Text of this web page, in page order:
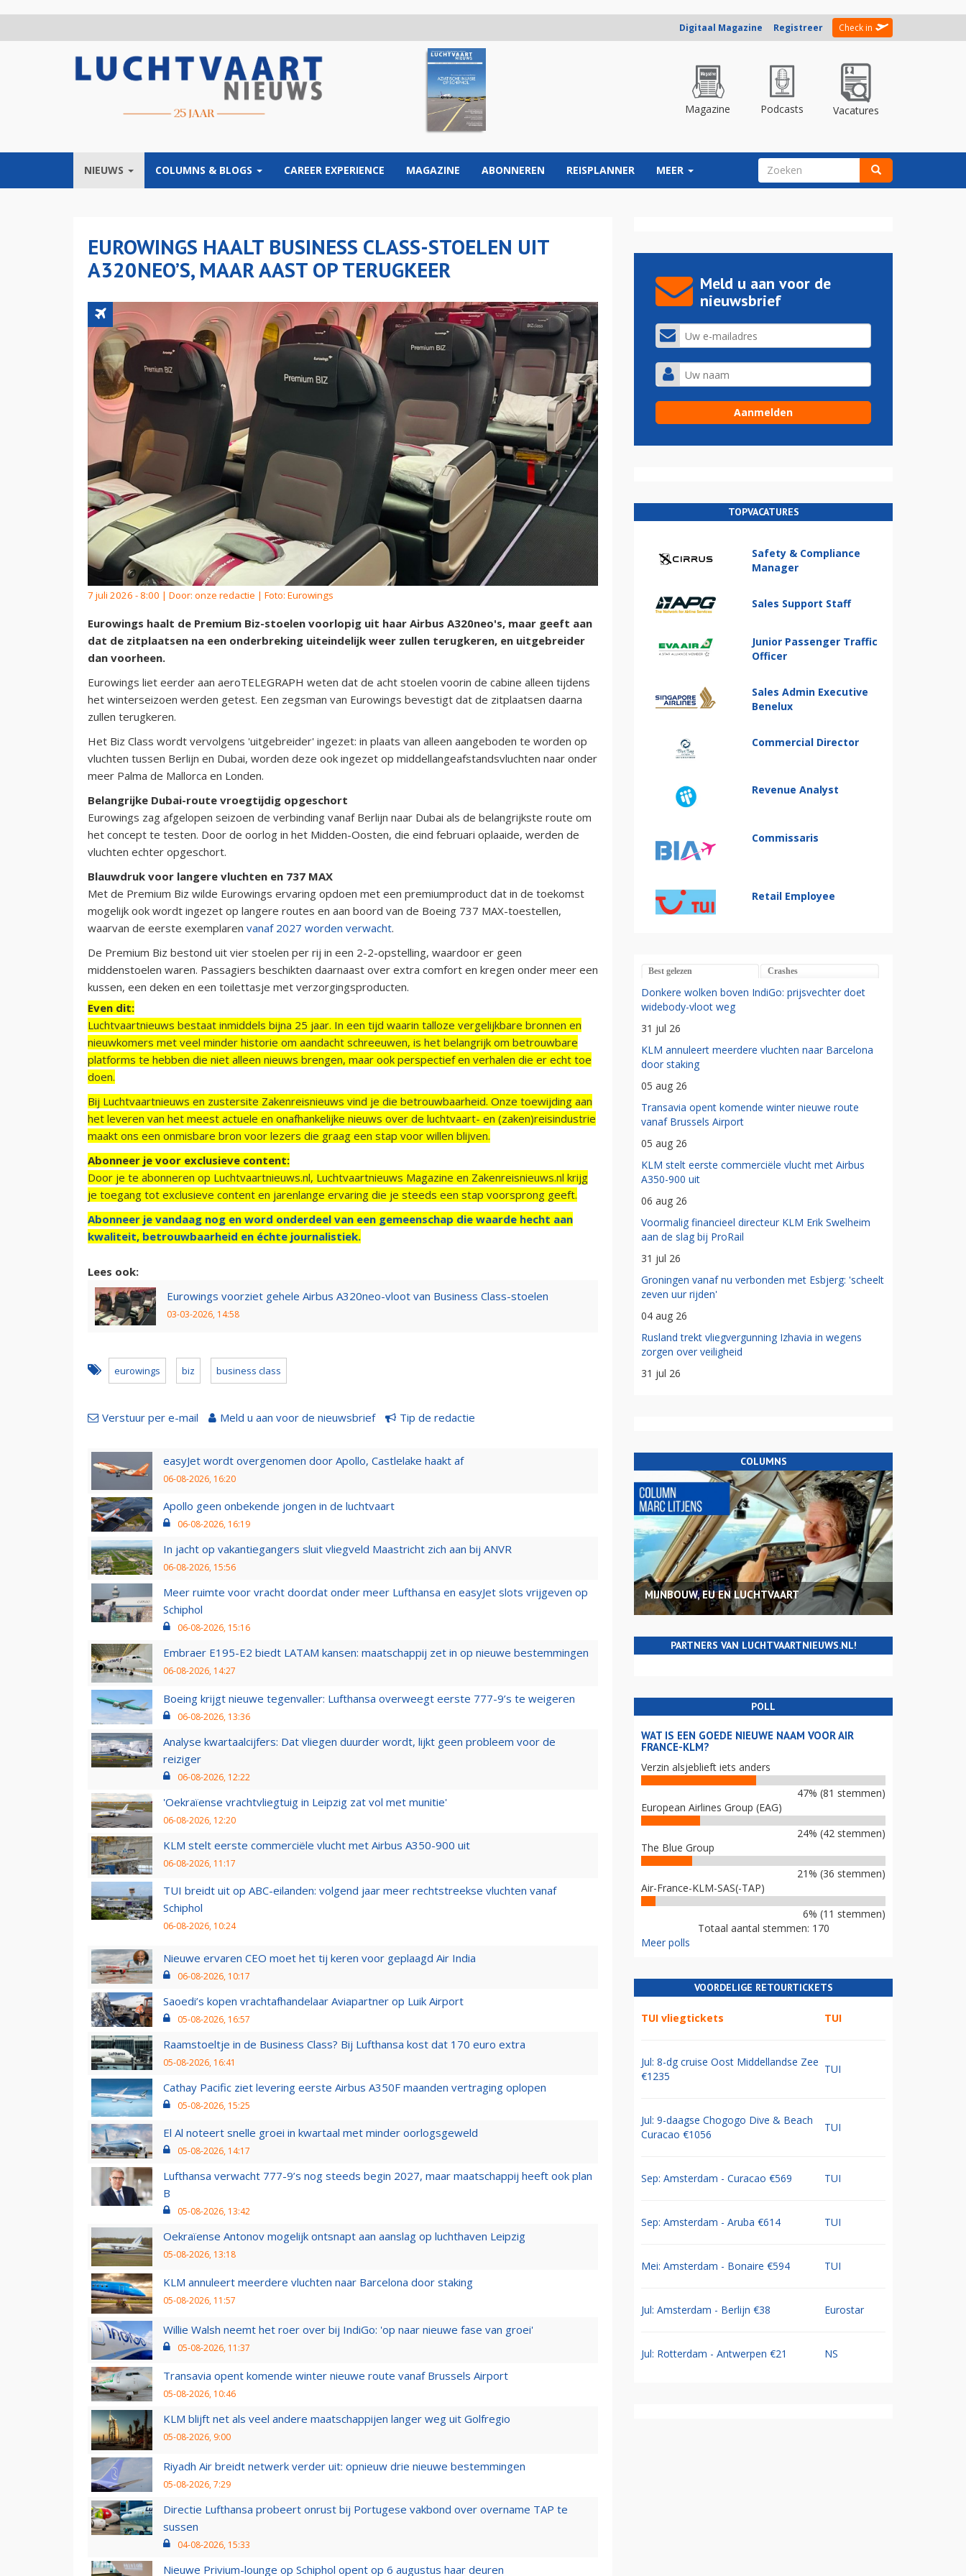
Digitaal Magazine Registreer Check in
Magazine Podcasts Vacatures
NIEUWS COLUMNS & BLOGS CAREER EXPERIENCE MAGAZINE ABONNEREN REISPLANNER MEER ZOEKVELD
EUROWINGS HAALT BUSINESS CLASS-STOELEN UIT
A320NEO’S, MAAR AAST OP TERUGKEER
7 juli 2026 - 8:00 | Door: onze redactie | Foto: Eurowings
Eurowings haalt de Premium Biz-stoelen voorlopig uit haar Airbus A320neo's, maar geeft aan
dat de zitplaatsen na een onderbreking uiteindelijk weer zullen terugkeren, en uitgebreider
dan voorheen.
Eurowings liet eerder aan aeroTELEGRAPH weten dat de acht stoelen voorin de cabine alleen tijdens
het winterseizoen werden getest. Een zegsman van Eurowings bevestigt dat de zitplaatsen daarna
zullen terugkeren.
Het Biz Class wordt vervolgens 'uitgebreider' ingezet: in plaats van alleen aangeboden te worden op
vluchten tussen Berlijn en Dubai, worden deze ook ingezet op middellangeafstandsvluchten naar onder
meer Palma de Mallorca en Londen.
Belangrijke Dubai-route vroegtijdig opgeschort
Eurowings zag afgelopen seizoen de verbinding vanaf Berlijn naar Dubai als de belangrijkste route om
het concept te testen. Door de oorlog in het Midden-Oosten, die eind februari oplaaide, werden de
vluchten echter opgeschort.
Blauwdruk voor langere vluchten en 737 MAX
Met de Premium Biz wilde Eurowings ervaring opdoen met een premiumproduct dat in de toekomst
mogelijk ook wordt ingezet op langere routes en aan boord van de Boeing 737 MAX-toestellen,
waarvan de eerste exemplaren vanaf 2027 worden verwacht.
De Premium Biz bestond uit vier stoelen per rij in een 2-2-opstelling, waardoor er geen
middenstoelen waren. Passagiers beschikten daarnaast over extra comfort en kregen onder meer een
kussen, een deken en een toilettasje met verzorgingsproducten.
Even dit:
Luchtvaartnieuws bestaat inmiddels bijna 25 jaar. In een tijd waarin talloze vergelijkbare bronnen en
nieuwkomers met veel minder historie om aandacht schreeuwen, is het belangrijk om betrouwbare
platforms te hebben die niet alleen nieuws brengen, maar ook perspectief en verhalen die er echt toe
doen.
Bij Luchtvaartnieuws en zustersite Zakenreisnieuws vind je die betrouwbaarheid. Onze toewijding aan
het leveren van het meest actuele en onafhankelijke nieuws over de luchtvaart- en (zaken)reisindustrie
maakt ons een onmisbare bron voor lezers die graag een stap voor willen blijven.
Abonneer je voor exclusieve content:
Door je te abonneren op Luchtvaartnieuws.nl, Luchtvaartnieuws Magazine en Zakenreisnieuws.nl krijg
je toegang tot exclusieve content en jarenlange ervaring die je steeds een stap voorsprong geeft.
Abonneer je vandaag nog en word onderdeel van een gemeenschap die waarde hecht aan
kwaliteit, betrouwbaarheid en échte journalistiek.
Lees ook:
Eurowings voorziet gehele Airbus A320neo-vloot van Business Class-stoelen
03-03-2026, 14:58
eurowings biz business class
Verstuur per e-mail Meld u aan voor de nieuwsbrief Tip de redactie
easyJet wordt overgenomen door Apollo, Castlelake haakt af
06-08-2026, 16:20
Apollo geen onbekende jongen in de luchtvaart
06-08-2026, 16:19
In jacht op vakantiegangers sluit vliegveld Maastricht zich aan bij ANVR
06-08-2026, 15:56
Meer ruimte voor vracht doordat onder meer Lufthansa en easyJet slots vrijgeven op
Schiphol
06-08-2026, 15:16
Embraer E195-E2 biedt LATAM kansen: maatschappij zet in op nieuwe bestemmingen
06-08-2026, 14:27
Boeing krijgt nieuwe tegenvaller: Lufthansa overweegt eerste 777-9’s te weigeren
06-08-2026, 13:36
Analyse kwartaalcijfers: Dat vliegen duurder wordt, lijkt geen probleem voor de
reiziger
06-08-2026, 12:22
'Oekraïense vrachtvliegtuig in Leipzig zat vol met munitie'
06-08-2026, 12:20
KLM stelt eerste commerciële vlucht met Airbus A350-900 uit
06-08-2026, 11:17
TUI breidt uit op ABC-eilanden: volgend jaar meer rechtstreekse vluchten vanaf
Schiphol
06-08-2026, 10:24
Nieuwe ervaren CEO moet het tij keren voor geplaagd Air India
06-08-2026, 10:17
Saoedi’s kopen vrachtafhandelaar Aviapartner op Luik Airport
05-08-2026, 16:57
Raamstoeltje in de Business Class? Bij Lufthansa kost dat 170 euro extra
05-08-2026, 16:41
Cathay Pacific ziet levering eerste Airbus A350F maanden vertraging oplopen
05-08-2026, 15:25
El Al noteert snelle groei in kwartaal met minder oorlogsgeweld
05-08-2026, 14:17
Lufthansa verwacht 777-9’s nog steeds begin 2027, maar maatschappij heeft ook plan
B
05-08-2026, 13:42
Oekraïense Antonov mogelijk ontsnapt aan aanslag op luchthaven Leipzig
05-08-2026, 13:18
KLM annuleert meerdere vluchten naar Barcelona door staking
05-08-2026, 11:57
Willie Walsh neemt het roer over bij IndiGo: 'op naar nieuwe fase van groei'
05-08-2026, 11:37
Transavia opent komende winter nieuwe route vanaf Brussels Airport
05-08-2026, 10:46
KLM blijft net als veel andere maatschappijen langer weg uit Golfregio
05-08-2026, 9:00
Riyadh Air breidt netwerk verder uit: opnieuw drie nieuwe bestemmingen
05-08-2026, 7:29
Directie Lufthansa probeert onrust bij Portugese vakbond over overname TAP te
sussen
04-08-2026, 15:33
Nieuwe Privium-lounge op Schiphol opent op 6 augustus haar deuren
Meld u aan voor de
nieuwsbrief
TOPVACATURES
Safety & Compliance
Manager
Sales Support Staff
Junior Passenger Traffic
Officer
Sales Admin Executive
Benelux
Commercial Director
Revenue Analyst
Commissaris
Retail Employee
Best gelezen Crashes
Donkere wolken boven IndiGo: prijsvechter doet
widebody-vloot weg
31 jul 26
KLM annuleert meerdere vluchten naar Barcelona
door staking
05 aug 26
Transavia opent komende winter nieuwe route
vanaf Brussels Airport
05 aug 26
KLM stelt eerste commerciële vlucht met Airbus
A350-900 uit
06 aug 26
Voormalig financieel directeur KLM Erik Swelheim
aan de slag bij ProRail
31 jul 26
Groningen vanaf nu verbonden met Esbjerg: 'scheelt
zeven uur rijden'
04 aug 26
Rusland trekt vliegvergunning Izhavia in wegens
zorgen over veiligheid
31 jul 26
COLUMNS
MIJNBOUW, EU EN LUCHTVAART
PARTNERS VAN LUCHTVAARTNIEUWS.NL!
POLL
WAT IS EEN GOEDE NIEUWE NAAM VOOR AIR
FRANCE-KLM?
Verzin alsjeblieft iets anders
47% (81 stemmen)
European Airlines Group (EAG)
24% (42 stemmen)
The Blue Group
21% (36 stemmen)
Air-France-KLM-SAS(-TAP)
6% (11 stemmen)
Totaal aantal stemmen: 170
Meer polls
VOORDELIGE RETOURTICKETS
TUI vliegtickets TUI
Jul: 8-dg cruise Oost Middellandse Zee
€1235
TUI
Jul: 9-daagse Chogogo Dive & Beach
Curacao €1056
TUI
Sep: Amsterdam - Curacao €569 TUI
Sep: Amsterdam - Aruba €614 TUI
Mei: Amsterdam - Bonaire €594 TUI
Jul: Amsterdam - Berlijn €38 Eurostar
Jul: Rotterdam - Antwerpen €21 NS